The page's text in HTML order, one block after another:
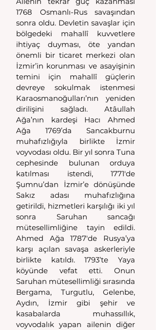
1768 Osmanlı-Rus savaşından
sonra oldu. Devletin savaşlar için
bölgedeki mahallî kuvvetlere
ihtiyaç duyması, öte yandan
önemli bir ticaret merkezi olan
İzmir’in korunması ve asayişinin
temini için mahallî güçlerin
devreye sokulmak istenmesi
Karaosmanoğulları’nın yeniden
dirilişini sağladı. Atâullah
Ağa’nın kardeşi Hacı Ahmed
Ağa 1769’da Sancakburnu
muhafızlığıyla birlikte İzmir
voyvodası oldu. Bir yıl sonra Tuna
cephesinde bulunan orduya
katılması istendi, 1771'de
Şumnu’dan İzmir’e dönüşünde
Sakız adası muhafızlığına
getirildi, hizmetleri karşılığı iki yıl
sonra Saruhan sancağı
mütesellimliğine tayin edildi.
Ahmed Ağa 1787'de Rusya’ya
karşı açılan savaşa askerleriyle
birlikte katıldı. 1793’te Yaya
köyünde vefat etti. Onun
Saruhan mütesellimliği sırasında
Bergama, Turgutlu, Gelenbe,
Aydın, İzmir gibi şehir ve
kasabalarda muhassıllık,
voyvodalık yapan ailenin diğer